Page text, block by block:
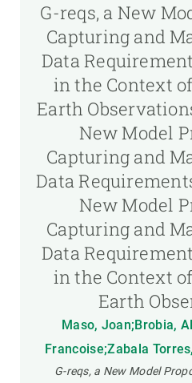
G-reqs, a New
Capturing and
Data
in the Context
Earth
New Model
Capturing and
Data
New Model
Capturing and
Data
in the Context
Earth
Maso, Joan;Brobia,
Francoise;Zabala
G-reqs, a New Model